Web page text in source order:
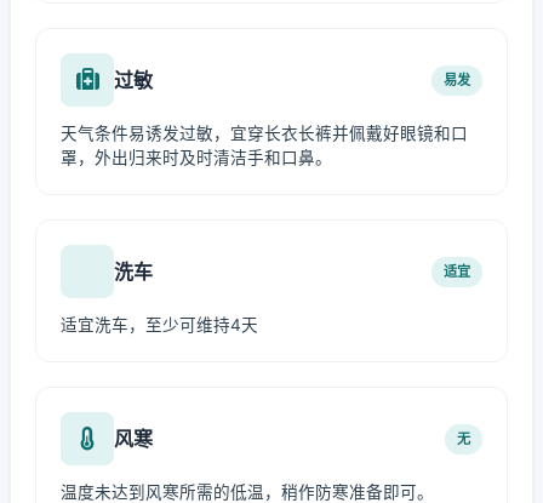
过敏 易发
天气条件易诱发过敏，宜穿长衣长裤并佩戴好眼镜和口
罩，外出归来时及时清洁手和口鼻。
洗车 适宜
适宜洗车，至少可维持4天
风寒 无
温度未达到风寒所需的低温，稍作防寒准备即可。